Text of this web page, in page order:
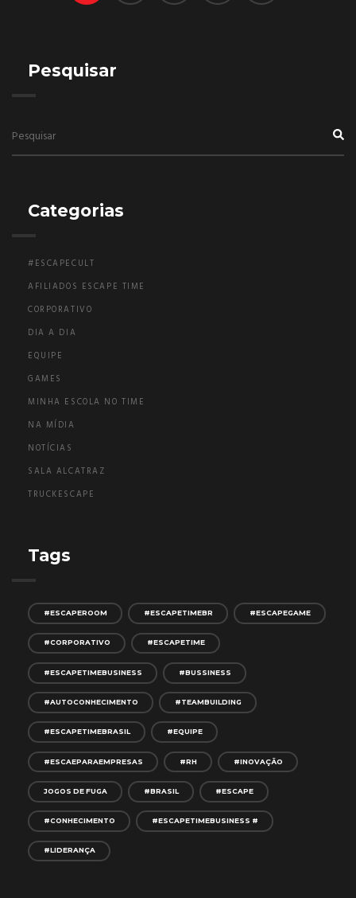
Pesquisar
Categorias
#ESCAPECULT
AFILIADOS ESCAPE TIME
CORPORATIVO
DIA A DIA
EQUIPE
GAMES
MINHA ESCOLA NO TIME
NA MÍDIA
NOTÍCIAS
SALA ALCATRAZ
TRUCKESCAPE
Tags
#ESCAPEROOM #ESCAPETIMEBR #ESCAPEGAME
#CORPORATIVO #ESCAPETIME
#ESCAPETIMEBUSINESS #BUSSINESS
#AUTOCONHECIMENTO #TEAMBUILDING
#ESCAPETIMEBRASIL #EQUIPE
#ESCAEPARAEMPRESAS #RH #INOVAÇÃO
JOGOS DE FUGA #BRASIL #ESCAPE
#CONHECIMENTO #ESCAPETIMEBUSINESS #
#LIDERANÇA